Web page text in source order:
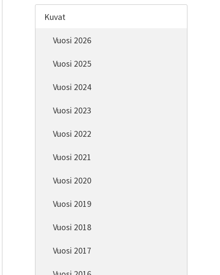
Kuvat
Vuosi 2026
Vuosi 2025
Vuosi 2024
Vuosi 2023
Vuosi 2022
Vuosi 2021
Vuosi 2020
Vuosi 2019
Vuosi 2018
Vuosi 2017